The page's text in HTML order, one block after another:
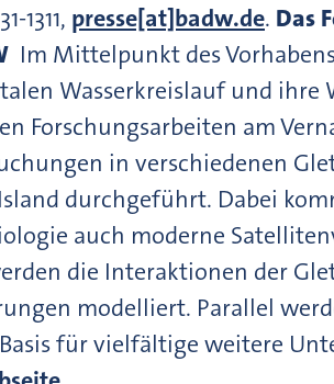
1311, presse[at]badw.de. Das
Im Mittelpunkt des
Wasserkreislauf und ihre
Forschungsarbeiten am
in verschiedenen
durchgeführt. Dabei
auch moderne
die Interaktionen der
modelliert. Parallel
für vielfältige weitere